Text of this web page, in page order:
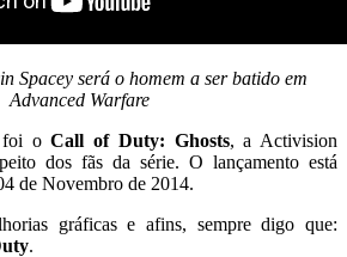
Spacey será o homem a ser batido em
Advanced Warfare
foi oCall of Duty: Ghosts, a Activision
dos fãs da série. O lançamento está
de Novembro de 2014.
gráficas e afins, sempre digo que:
.